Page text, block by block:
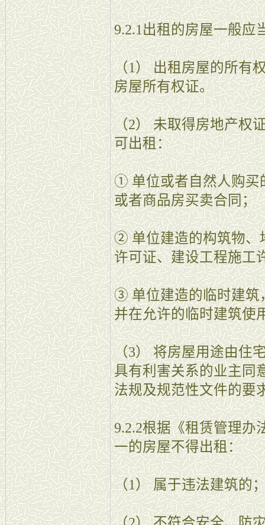
9.2.1出租的房屋一般应
（1） 出租房屋的所有
房屋所有权证。
（2） 未取得房地产权
可出租：
① 单位或者自然人购买
或者商品房买卖合同；
② 单位建造的构筑物、
许可证、建设工程施工
③ 单位建造的临时建筑
并在允许的临时建筑使
（3） 将房屋用途由住
具有利害关系的业主同
法规及规范性文件的要
9.2.2根据《租赁管理办
一的房屋不得出租：
（1） 属于违法建筑的